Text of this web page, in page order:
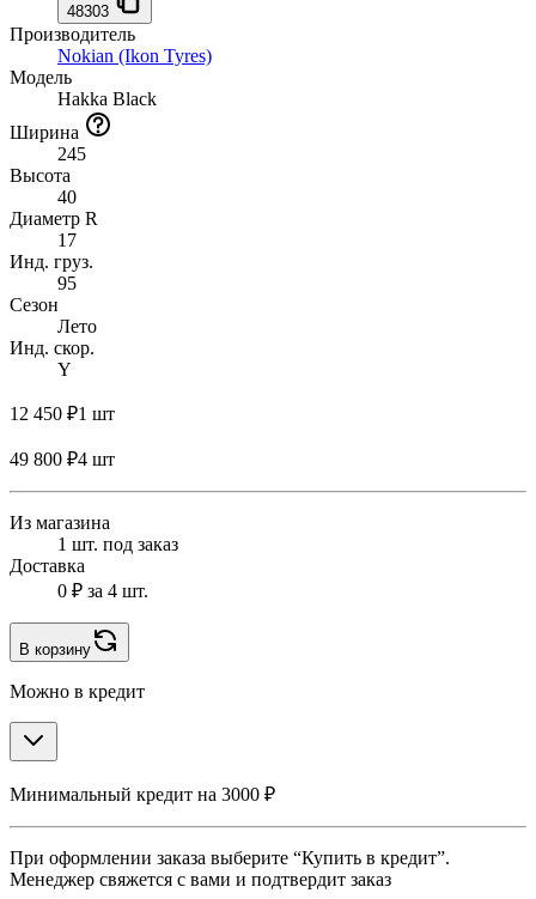
48303
Производитель
Nokian (Ikon Tyres)
Модель
Hakka Black
Ширина
245
Высота
40
Диаметр R
17
Инд. груз.
95
Сезон
Лето
Инд. скор.
Y
12 450 ₽1 шт
49 800 ₽4 шт
Из магазина
1 шт. под заказ
Доставка
0 ₽ за 4 шт.
В корзину
Можно в кредит
Минимальный кредит на 3000 ₽
При оформлении заказа выберите “Купить в кредит”.
Менеджер свяжется с вами и подтвердит заказ